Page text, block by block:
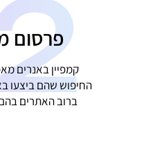
פרסום
קמפיין באנרים
החיפוש שהם ביצעו
ברוב האתרים